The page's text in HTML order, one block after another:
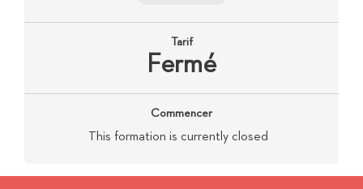
Tarif
Fermé
Commencer
This formation is currently closed